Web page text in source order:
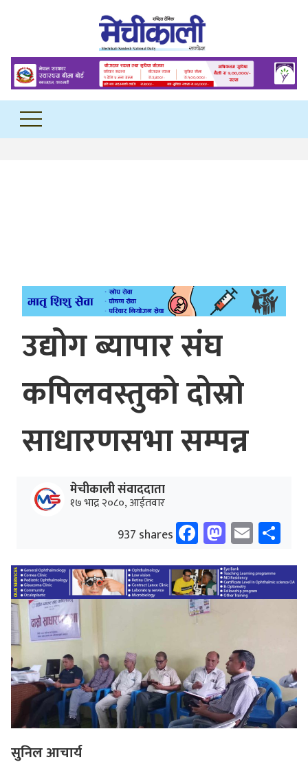
उद्योग ब्यापार संघ
कपिलवस्तुको दोस्रो
साधारणसभा सम्पन्न
मेचीकाली संवाददाता
१७ भाद्र २०८०, आईतवार
937 shares Facebook
Email
सुनिल आचार्य